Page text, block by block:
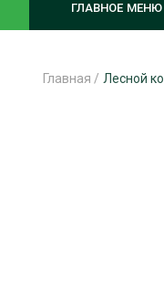
ГЛАВНОЕ МЕНЮ
Главная / Лесной